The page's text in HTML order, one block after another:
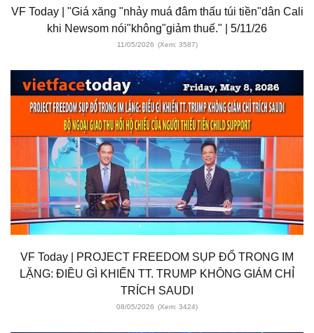
VF Today | "Giá xăng "nhảy muá đâm thấu túi tiền"dân Cali
khi Newsom nói"không"giảm thuế." | 5/11/26
11/05/2026 (Xem: 3587)
VF Today | PROJECT FREEDOM SỤP ĐỔ TRONG IM
LẶNG: ĐIỀU GÌ KHIẾN TT. TRUMP KHÔNG GIÁM CHỈ
TRÍCH SAUDI
08/05/2026 (Xem: 3424)